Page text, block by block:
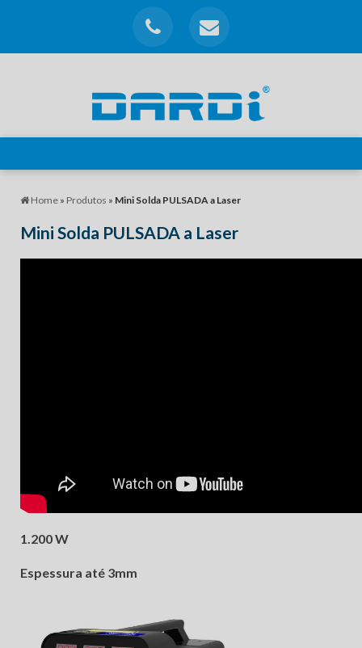
Home » Produtos » Mini Solda PULSADA a Laser
Mini Solda PULSADA a Laser
1.200 W
Espessura até 3mm